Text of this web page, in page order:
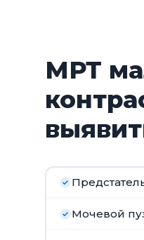
МРТ
Мочевой